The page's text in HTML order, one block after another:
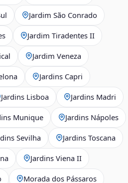
Jardim São Conrado
Jardim Tiradentes II
Jardim Veneza
Jardins Capri
Jardins Lisboa Jardins Madri
Munique Jardins Nápoles
Sevilha Jardins Toscana
Jardins Viena II
Morada dos Pássaros